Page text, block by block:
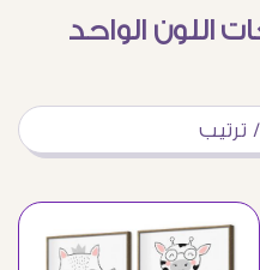
اللون الواحد